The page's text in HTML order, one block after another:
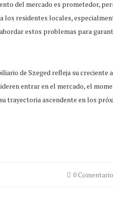
del mercado es prometedor,
los residentes locales,
estos problemas para
de Szeged refleja su
entrar en el mercado, el
trayectoria ascendente en los
0